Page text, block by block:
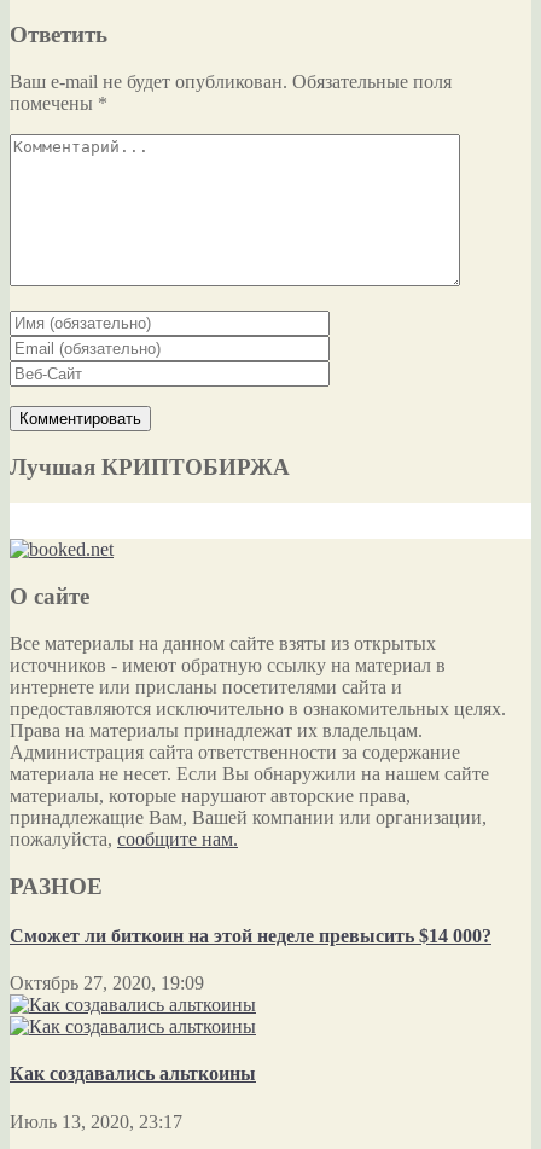
Ответить
Ваш e-mail не будет опубликован. Обязательные поля
помечены *
Лучшая КРИПТОБИРЖА
О сайте
Все материалы на данном сайте взяты из открытых
источников - имеют обратную ссылку на материал в
интернете или присланы посетителями сайта и
предоставляются исключительно в ознакомительных целях.
Права на материалы принадлежат их владельцам.
Администрация сайта ответственности за содержание
материала не несет. Если Вы обнаружили на нашем сайте
материалы, которые нарушают авторские права,
принадлежащие Вам, Вашей компании или организации,
пожалуйста, сообщите нам.
РАЗНОЕ
Сможет ли биткоин на этой неделе превысить $14 000?
Октябрь 27, 2020, 19:09
Как создавались альткоины
Июль 13, 2020, 23:17